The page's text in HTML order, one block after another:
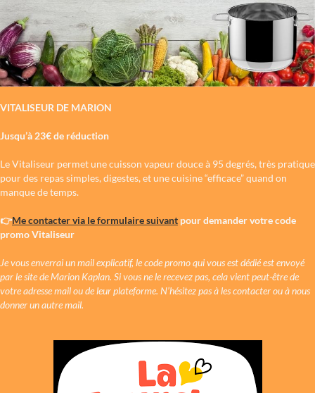
VITALISEUR DE MARION
Jusqu’à 23€ de réduction
Le Vitaliseur permet une cuisson vapeur douce à 95 degrés, très pratique
pour des repas simples, digestes, et une cuisine “efficace” quand on
manque de temps.
👉Me contacter via le formulaire suivant pour demander votre code
promo Vitaliseur
Je vous enverrai un mail explicatif, le code promo qui vous est dédié est envoyé
par le site de Marion Kaplan. Si vous ne le recevez pas, cela vient peut-être de
votre adresse mail ou de leur plateforme. N’hésitez pas à les contacter ou à nous
donner un autre mail.